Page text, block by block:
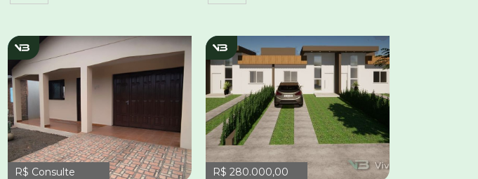
v1774
R$ Consulte
v3855
R$ 280.000,00